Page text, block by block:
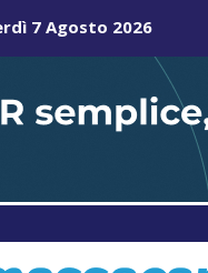
7 Agosto 2026